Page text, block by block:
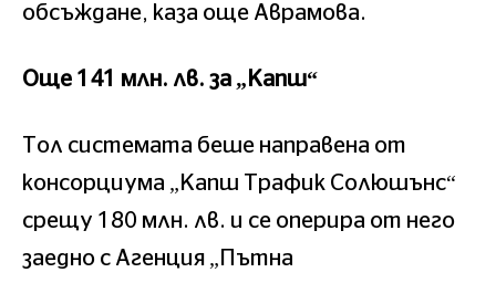
обсъждане, каза още Аврамова.
Още 141 млн. лв. за „Капш“
Тол системата беше направена от
консорциума „Капш Трафик Солюшънс“
срещу 180 млн. лв. и се оперира от него
заедно с Агенция „Пътна